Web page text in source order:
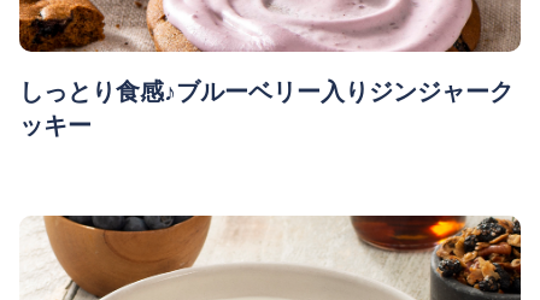
しっとり食感♪ブルーベリー入りジンジャーク
ッキー